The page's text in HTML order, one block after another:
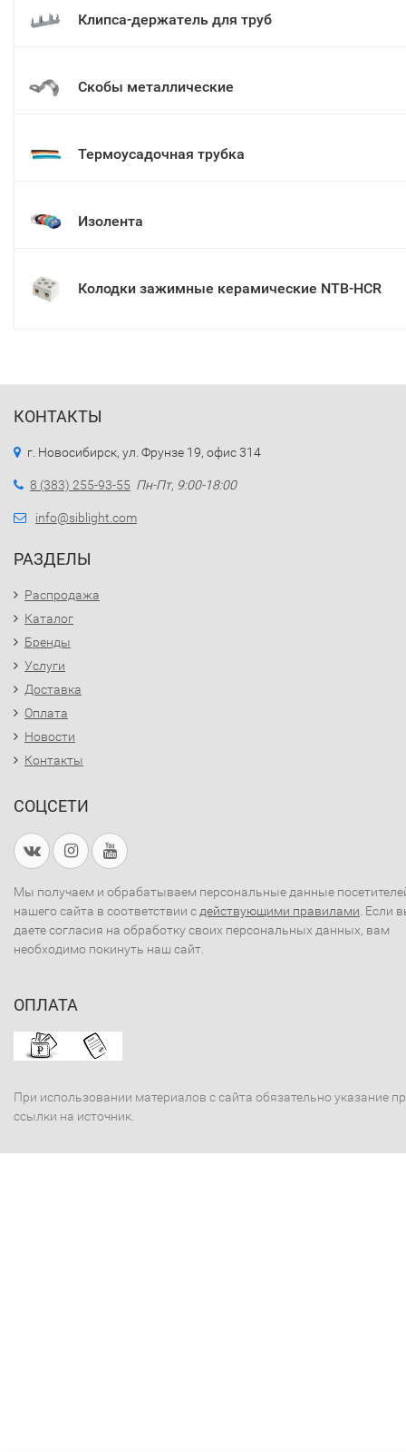
Клипса-держатель для труб
Скобы металлические
Термоусадочная трубка
Изолента
Колодки зажимные керамические NTB-HCR
КОНТАКТЫ
г. Новосибирск, ул. Фрунзе 19, офис 314
8 (383) 255-93-55 Пн-Пт, 9:00-18:00
info@siblight.com
РАЗДЕЛЫ
Распродажа
Каталог
Бренды
Услуги
Доставка
Оплата
Новости
Контакты
СОЦСЕТИ
Мы получаем и обрабатываем персональные данные
нашего сайта в соответствии с действующими правилами . Если
даете согласия на обработку своих персональных данных, вам
необходимо покинуть наш сайт.
ОПЛАТА
При использовании материалов с сайта обязательно указание
ссылки на источник.